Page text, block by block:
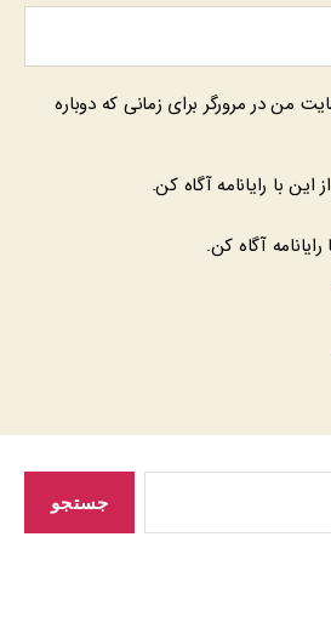
من در مرورگر برای زمانی که دوباره
با رایانامه آگاه کن.
آگاه کن.